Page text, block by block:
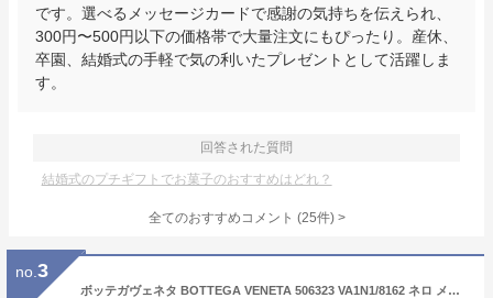
です。選べるメッセージカードで感謝の気持ちを伝えられ、
300円〜500円以下の価格帯で大量注文にもぴったり。産休、
卒園、結婚式の手軽で気の利いたプレゼントとして活躍しま
す。
回答された質問
結婚式のプチギフトでお菓子のおすすめはどれ？
全てのおすすめコメント (25件) >
no. 3
ボッテガヴェネタ BOTTEGA VENETA 506323 VA1N1/8162 ネロ メタル ブラッシュ カーフ マルチファンクショナルケース クラッチバッグ 長財布 ポーチ ブラック BLACK 黒 メンズ【送料無料】